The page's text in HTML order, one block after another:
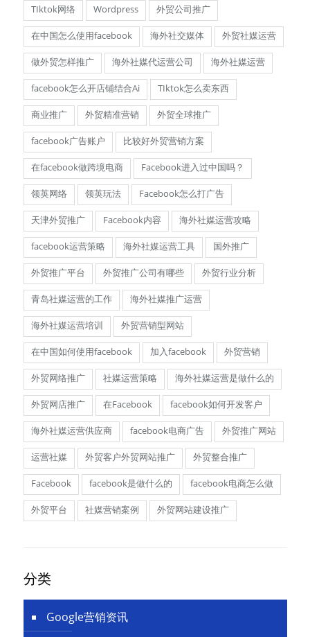
TIktok网络 Wordpress 外贸公司推广
在中国怎么使用facebook 海外社交媒体 外贸社媒运营
做外贸怎样推广 海外社媒代运营公司 海外社媒运营
facebook怎么开店铺结合Ai TIktok怎么卖东西
商业推广 外贸精准营销 外贸全球推广
facebook广告账户 比较好外贸营销方案
在facebook做跨境电商 Facebook进入过中国吗？
领英网络 领英玩法 Facebook怎么打广告
天津外贸推广 Facebook内容 海外社媒运营攻略
facebook运营策略 海外社媒运营工具 国外推广
外贸推广平台 外贸推广公司有哪些 外贸行业分析
青岛社媒运营的工作 海外社媒推广运营
海外社媒运营培训 外贸营销型网站
在中国如何使用facebook 加入facebook 外贸营销
外贸网络推广 社媒运营策略 海外社媒运营是做什么的
外贸网店推广 在Facebook facebook如何开发客户
海外社媒运营供应商 facebook电商广告 外贸推广网站
运营社媒 外贸客户外贸网站推广 外贸整合推广
Facebook facebook是做什么的 facebook电商怎么做
外贸平台 社媒营销案例 外贸网站建设推广
分类
Google营销资讯